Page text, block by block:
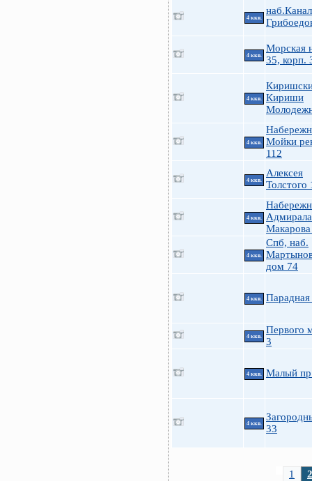
4 ккв.
4 ккв.
Морская
35, корп.
4 ккв.
Кириши
4 ккв.
Мойки
112
4 ккв.
Алексея
Толстого
4 ккв.
Адмирала
4 ккв.
Спб, наб.
дом 74
4 ккв. Парадная
4 ккв.
Первого
3
4 ккв. Малый
4 ккв.
33
1 2